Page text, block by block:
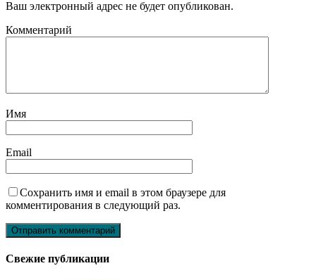
Ваш электронный адрес не будет опубликован.
Комментарий
Имя
Email
Сохранить имя и email в этом браузере для
комментирования в следующий раз.
Свежие публикации